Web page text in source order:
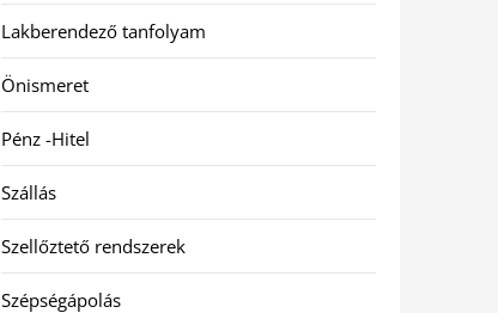
Lakberendező tanfolyam
Önismeret
Pénz -Hitel
Szállás
Szellőztető rendszerek
Szépségápolás